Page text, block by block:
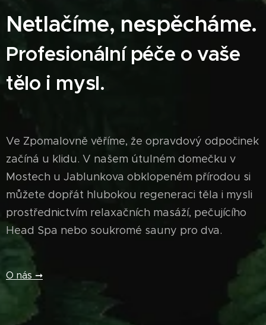
Netlačíme, nespěcháme.
Profesionální péče o vaše
tělo i mysl.
Ve Zpomalovně věříme, že opravdový odpočinek
začíná u klidu. V našem útulném domečku v
Mostech u Jablunkova obklopeném přírodou si
můžete dopřát hlubokou regeneraci těla i mysli
prostřednictvím relaxačních masáží, pečujícího
Head Spa nebo soukromé sauny pro dva.
O nás ➞